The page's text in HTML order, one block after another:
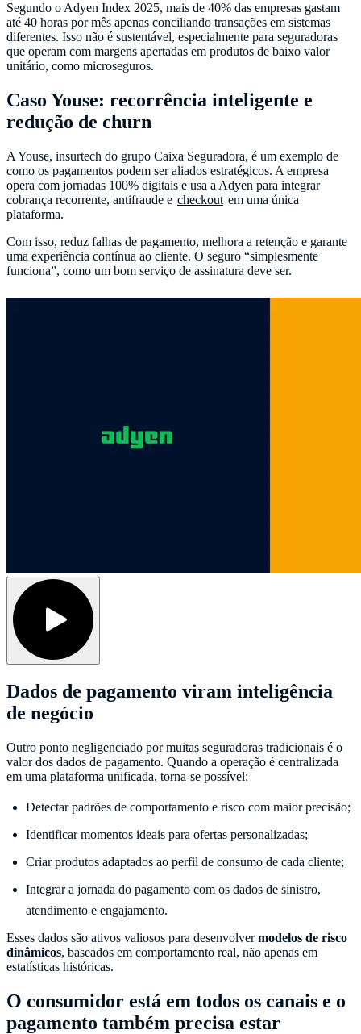
Segundo o Adyen Index 2025, mais de 40% das empresas gastam
até 40 horas por mês apenas conciliando transações em sistemas
diferentes. Isso não é sustentável, especialmente para seguradoras
que operam com margens apertadas em produtos de baixo valor
unitário, como microseguros.
Caso Youse: recorrência inteligente e
redução de churn
A Youse, insurtech do grupo Caixa Seguradora, é um exemplo de
como os pagamentos podem ser aliados estratégicos. A empresa
opera com jornadas 100% digitais e usa a Adyen para integrar
cobrança recorrente, antifraude e checkout em uma única
plataforma.
Com isso, reduz falhas de pagamento, melhora a retenção e garante
uma experiência contínua ao cliente. O seguro “simplesmente
funciona”, como um bom serviço de assinatura deve ser.
Dados de pagamento viram inteligência
de negócio
Outro ponto negligenciado por muitas seguradoras tradicionais é o
valor dos dados de pagamento. Quando a operação é centralizada
em uma plataforma unificada, torna-se possível:
Detectar padrões de comportamento e risco com maior precisão;
Identificar momentos ideais para ofertas personalizadas;
Criar produtos adaptados ao perfil de consumo de cada cliente;
Integrar a jornada do pagamento com os dados de sinistro,
atendimento e engajamento.
Esses dados são ativos valiosos para desenvolvermodelos de risco
dinâmicos, baseados em comportamento real, não apenas em
estatísticas históricas.
O consumidor está em todos os canais e o
pagamento também precisa estar